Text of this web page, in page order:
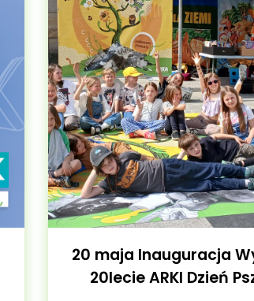
20 maja Inauguracja
20lecie ARKI Dzień